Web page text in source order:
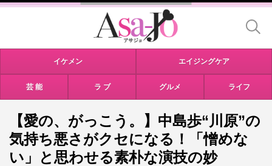
イケメン エイジングケア
芸 能 ラ ブ グルメ ライフ
【愛の、がっこう。】中島歩“川原”の
気持ち悪さがクセになる！「憎めな
い」と思わせる素朴な演技の妙